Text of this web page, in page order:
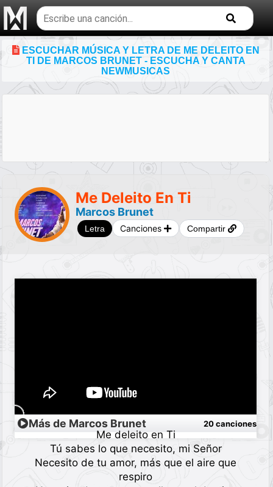
Buscar
temas
musicales
ESCUCHAR MÚSICA Y LETRA DE ME DELEITO EN
TI DE MARCOS BRUNET - ESCUCHA Y CANTA
NEWMUSICAS
Me Deleito En Ti
Marcos Brunet
Letra Canciones Compartir
Me deleito en Ti
Tú sabes lo que necesito, mi Señor
Necesito de tu amor, más que el aire que
respiro
Más de Marcos Brunet 20 canciones